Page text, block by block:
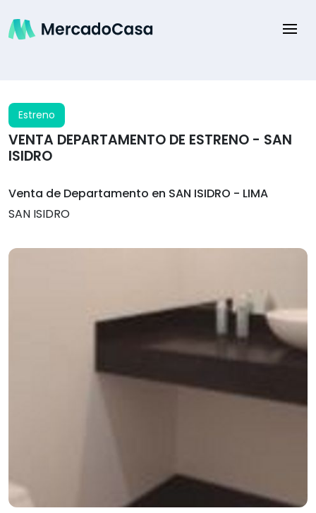
VENTA DEPARTAMENTO DE ESTRENO - SAN
ISIDRO
Estreno
Venta de Departamento en SAN ISIDRO - LIMA
SAN ISIDRO